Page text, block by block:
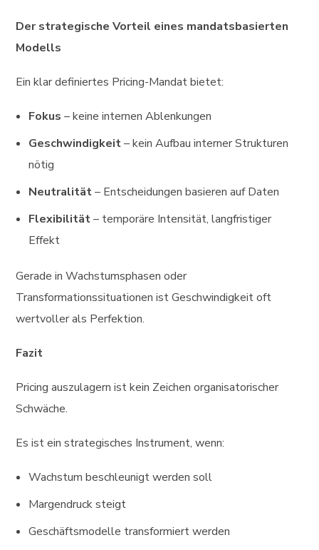
Der strategische Vorteil eines mandatsbasierten
Modells
Ein klar definiertes Pricing-Mandat bietet:
Fokus – keine internen Ablenkungen
Geschwindigkeit– kein Aufbau interner Strukturen
nötig
Neutralität– Entscheidungen basieren auf Daten
Flexibilität– temporäre Intensität, langfristiger
Effekt
Gerade in Wachstumsphasen oder
Transformationssituationen ist Geschwindigkeit oft
wertvoller als Perfektion.
Fazit
Pricing auszulagern ist kein Zeichen organisatorischer
Schwäche.
Es ist ein strategisches Instrument, wenn:
Wachstum beschleunigt werden soll
Margendruck steigt
Geschäftsmodelle transformiert werden